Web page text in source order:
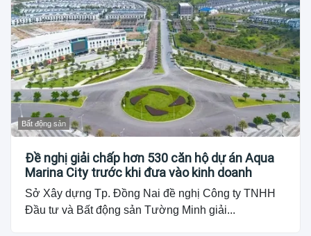
Bất động sản
Đề nghị giải chấp hơn 530 căn hộ dự án Aqua
Marina City trước khi đưa vào kinh doanh
Sở Xây dựng Tp. Đồng Nai đề nghị Công ty TNHH
Đầu tư và Bất động sản Tường Minh giải...